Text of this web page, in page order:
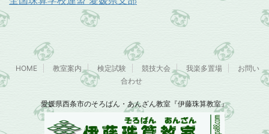
HOME 教室案内 検定試験 競技大会 我楽多置場
お問い
合わせ
愛媛県西条市のそろばん・あんざん教室『伊藤珠算教室』